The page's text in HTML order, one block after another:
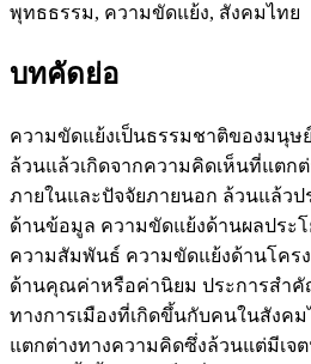
พุทธธรรม, ความขัดแย้ง, สังคมไทย
บทคัดย่อ
ความขัดแย้งเป็นธรรมชาติของมนุษ
ล้วนแล้วเกิดจากความคิดเห็นที่แตก
ภายในและปัจจัยภายนอก ล้วนแล้ว
ด้านข้อมูล ความขัดแย้งด้านผลประ
ความสัมพันธ์ ความขัดแย้งด้านโคร
ด้านคุณค่าหรือค่านิยม ประการสำ
ทางการเมืองที่เกิดขึ้นกับคนในสังค
แตกต่างทางความคิดซึ่งล้วนแต่มีเจ